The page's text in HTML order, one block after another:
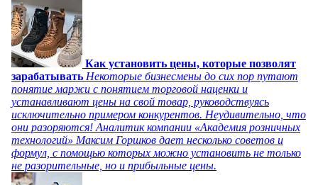
Как установить цены, которые позволят
зарабатывать Некоторые бизнесмены до сих пор путают
понятие маржи с понятием торговой наценки и
устанавливают цены на свой товар, руководствуясь
исключительно примером конкурентов. Неудивительно, что
они разоряются! Аналитик компании «Академия розничных
технологий» Максим Горшков дает несколько советов и
формул, с помощью которых можно установить не только
не разорительные, но и прибыльные цены.